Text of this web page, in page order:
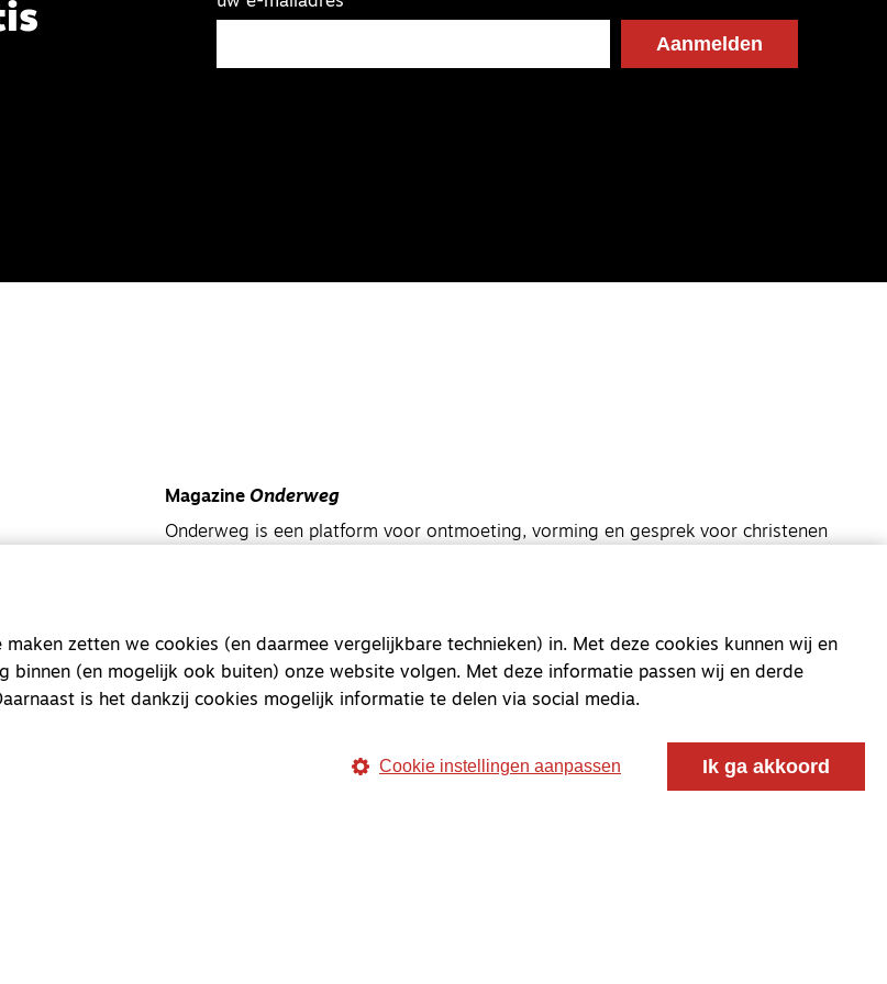
Magazine Onderweg
Onderweg is een platform voor ontmoeting, vorming en gesprek voor christenen
Kvk-nummer 33277063
NL46 INGB 0117 5827 86
zetten we cookies (en daarmee vergelijkbare technieken) in. Met deze cookies kunnen wij en
(en mogelijk ook buiten) onze website volgen. Met deze informatie passen wij en derde
is het dankzij cookies mogelijk informatie te delen via social media.
Cookie instellingen aanpassen Ik ga akkoord